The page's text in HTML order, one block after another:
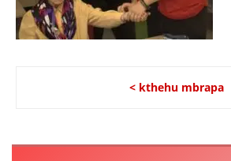
KONTAKT INFORMACIONE
< kthehu mbrapa